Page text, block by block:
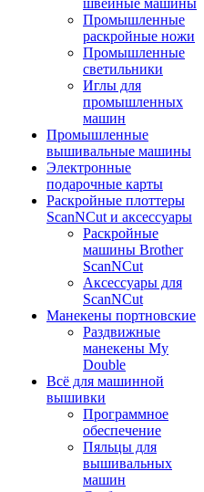
швейные машины
Промышленные
раскройные ножи
Промышленные
светильники
Иглы для
промышленных
машин
Промышленные
вышивальные машины
Электронные
подарочные карты
Раскройные плоттеры
ScanNCut и аксессуары
Раскройные
машины Brother
ScanNCut
Аксессуары для
ScanNCut
Манекены портновские
Раздвижные
манекены My
Double
Всё для машинной
вышивки
Программное
обеспечение
Пяльцы для
вышивальных
машин